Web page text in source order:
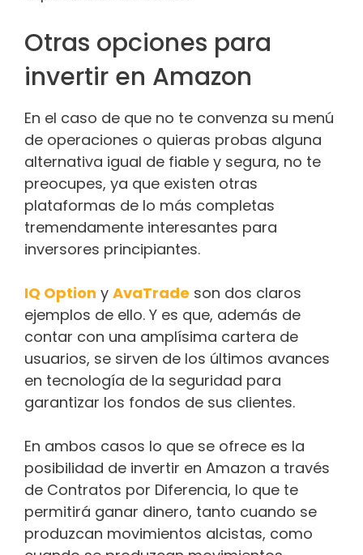
Otras opciones para
invertir en Amazon
En el caso de que no te convenza su menú
de operaciones o quieras probas alguna
alternativa igual de fiable y segura, no te
preocupes, ya que existen otras
plataformas de lo más completas
tremendamente interesantes para
inversores principiantes.
IQ Option y AvaTrade son dos claros
ejemplos de ello. Y es que, además de
contar con una amplísima cartera de
usuarios, se sirven de los últimos avances
en tecnología de la seguridad para
garantizar los fondos de sus clientes.
En ambos casos lo que se ofrece es la
posibilidad de invertir en Amazon a través
de Contratos por Diferencia, lo que te
permitirá ganar dinero, tanto cuando se
produzcan movimientos alcistas, como